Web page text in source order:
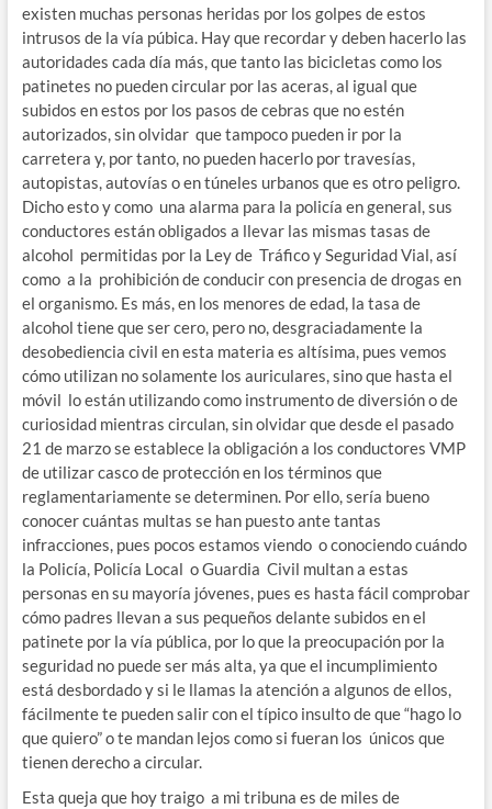
existen muchas personas heridas por los golpes de estos
intrusos de la vía púbica. Hay que recordar y deben hacerlo las
autoridades cada día más, que tanto las bicicletas como los
patinetes no pueden circular por las aceras, al igual que
subidos en estos por los pasos de cebras que no estén
autorizados, sin olvidar que tampoco pueden ir por la
carretera y, por tanto, no pueden hacerlo por travesías,
autopistas, autovías o en túneles urbanos que es otro peligro.
Dicho esto y como una alarma para la policía en general, sus
conductores están obligados a llevar las mismas tasas de
alcohol permitidas por la Ley de Tráfico y Seguridad Vial, así
como a la prohibición de conducir con presencia de drogas en
el organismo. Es más, en los menores de edad, la tasa de
alcohol tiene que ser cero, pero no, desgraciadamente la
desobediencia civil en esta materia es altísima, pues vemos
cómo utilizan no solamente los auriculares, sino que hasta el
móvil lo están utilizando como instrumento de diversión o de
curiosidad mientras circulan, sin olvidar que desde el pasado
21 de marzo se establece la obligación a los conductores VMP
de utilizar casco de protección en los términos que
reglamentariamente se determinen. Por ello, sería bueno
conocer cuántas multas se han puesto ante tantas
infracciones, pues pocos estamos viendo o conociendo cuándo
la Policía, Policía Local o Guardia Civil multan a estas
personas en su mayoría jóvenes, pues es hasta fácil comprobar
cómo padres llevan a sus pequeños delante subidos en el
patinete por la vía pública, por lo que la preocupación por la
seguridad no puede ser más alta, ya que el incumplimiento
está desbordado y si le llamas la atención a algunos de ellos,
fácilmente te pueden salir con el típico insulto de que “hago lo
que quiero” o te mandan lejos como si fueran los únicos que
tienen derecho a circular.
Esta queja que hoy traigo a mi tribuna es de miles de